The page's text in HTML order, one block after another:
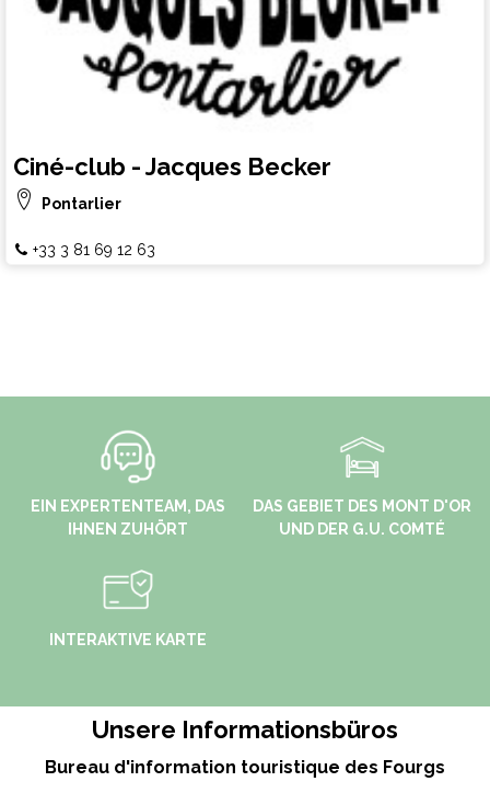
Ciné-club - Jacques Becker
Pontarlier
+33 3 81 69 12 63
EIN EXPERTENTEAM, DAS
IHNEN ZUHÖRT
DAS GEBIET DES MONT D'OR
UND DER G.U. COMTÉ
INTERAKTIVE KARTE
Unsere Informationsbüros
Bureau d'information touristique des Fourgs